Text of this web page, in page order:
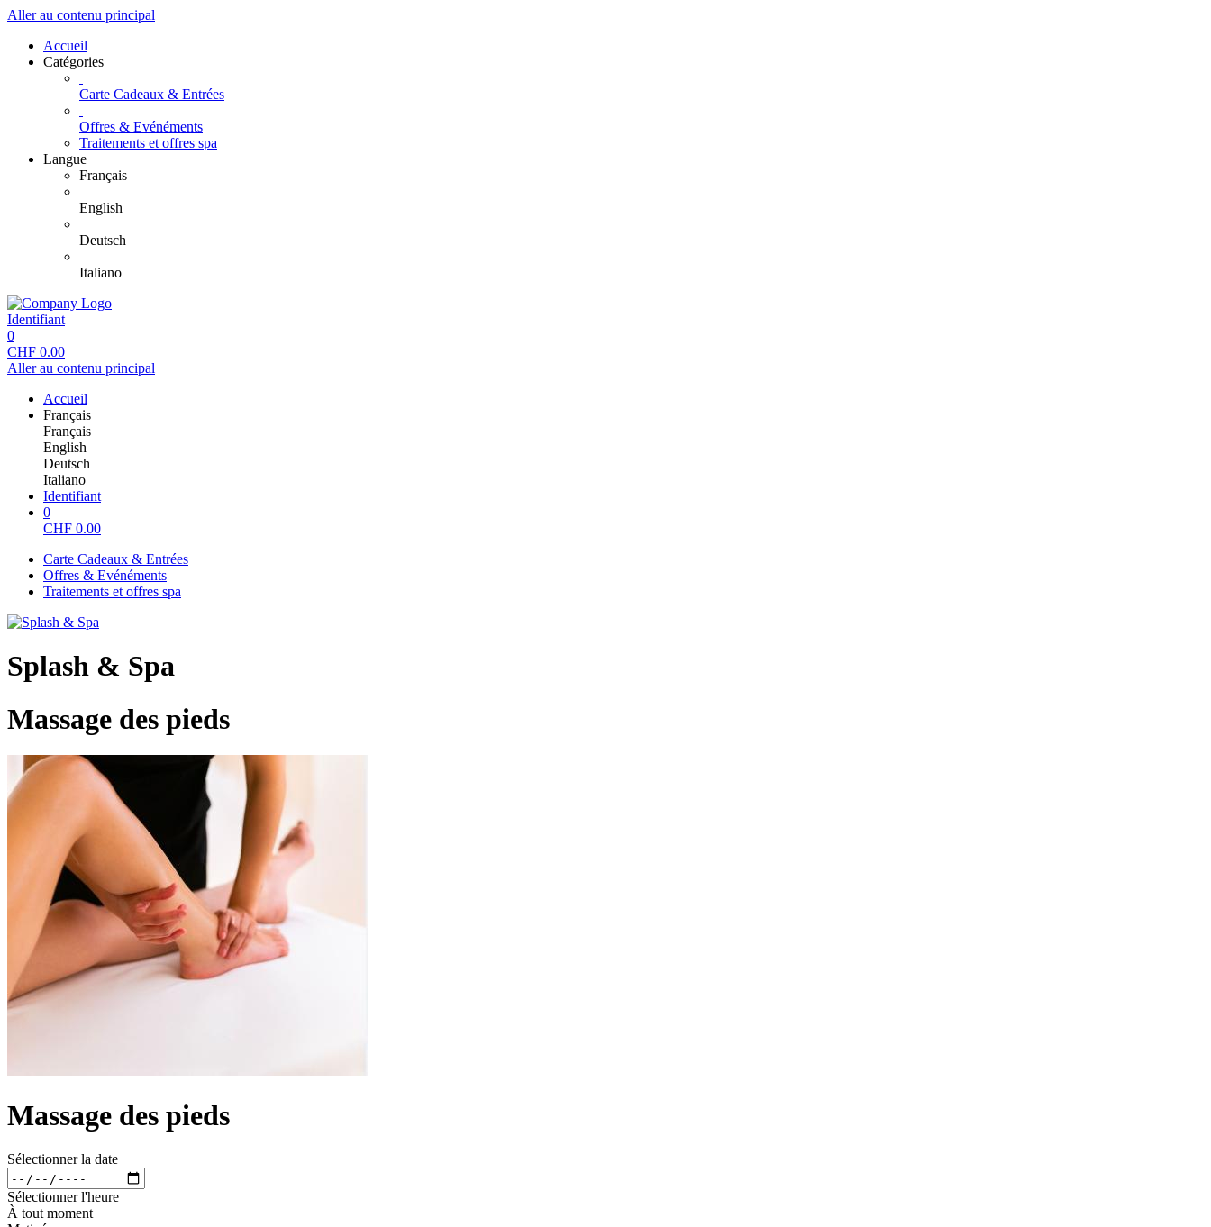
Aller au contenu principal
Accueil
Catégories
Carte Cadeaux & Entrées
Offres & Evénéments
Traitements et offres spa
Langue
Français
English
Deutsch
Italiano
Identifiant
0
CHF 0.00
Aller au contenu principal
Accueil
Français
Français
English
Deutsch
Italiano
Identifiant
0
CHF 0.00
Carte Cadeaux & Entrées
Offres & Evénéments
Traitements et offres spa
Splash & Spa
Massage des pieds
Massage des pieds
Sélectionner la date
Sélectionner l'heure
À tout moment